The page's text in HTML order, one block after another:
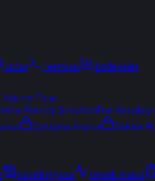
Radar Terminal Endeksler
Fonu
Portföy ŞirketleriFon
Çakışma Analizi Sektör
Vadeli Piyasa Teknik Analiz